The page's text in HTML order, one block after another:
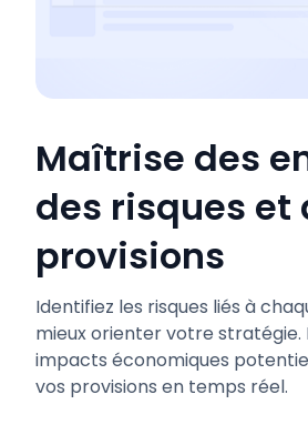
Maîtrise des
des risques et
provisions
Identifiez les risques liés à
mieux orienter votre stratégie.
impacts économiques
vos provisions en temps réel.